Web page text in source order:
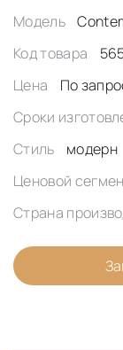
Модель
Код товара
Цена
По
Сроки
Стиль
модерн
Ценовой
Страна